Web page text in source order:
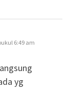
6:49 am
yg